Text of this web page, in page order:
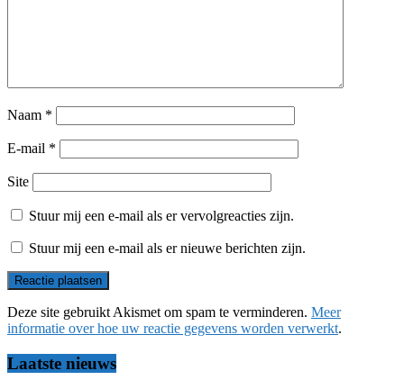
Naam *
E-mail *
Site
Stuur mij een e-mail als er vervolgreacties zijn.
Stuur mij een e-mail als er nieuwe berichten zijn.
Deze site gebruikt Akismet om spam te verminderen. Meer
informatie over hoe uw reactie gegevens worden verwerkt.
Laatste nieuws